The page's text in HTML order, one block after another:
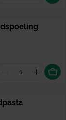
Aantal
Aantal